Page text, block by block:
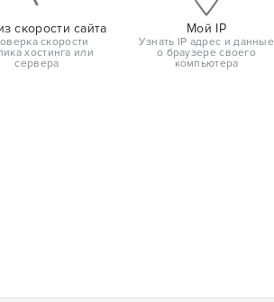
скорости сайта
скорости
хостинга или
сервера
Мой IP
Узнать IP адрес и данные
о браузере своего
компьютера